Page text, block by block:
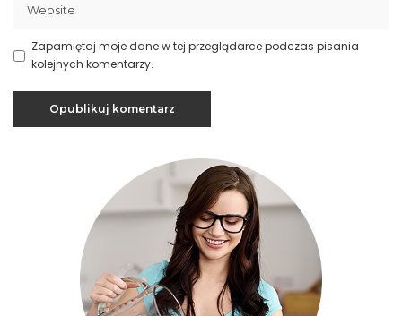
Zapamiętaj moje dane w tej przeglądarce podczas pisania
kolejnych komentarzy.